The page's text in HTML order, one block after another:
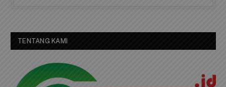
TENTANG KAMI